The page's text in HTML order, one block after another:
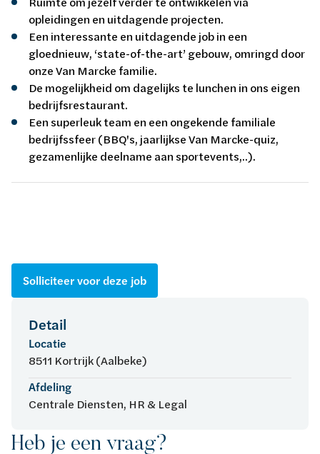
opleidingen en uitdagende projecten.
Een interessante en uitdagende job in een
gloednieuw, ‘state-of-the-art’ gebouw, omringd door
onze Van Marcke familie.
De mogelijkheid om dagelijks te lunchen in ons eigen
bedrijfsrestaurant.
Een superleuk team en een ongekende familiale
bedrijfssfeer (BBQ's, jaarlijkse Van Marcke-quiz,
gezamenlijke deelname aan sportevents,..).
Solliciteer voor deze job
Detail
Locatie
8511 Kortrijk (Aalbeke)
Afdeling
Centrale Diensten, HR & Legal
Heb je een vraag?